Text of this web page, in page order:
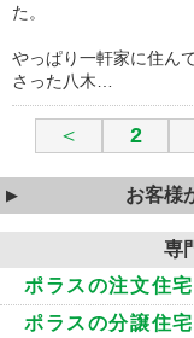
た。
やっぱり一軒家に住ん
さった八木…
＜ 2
お客様
専
ポラスの注文住
ポラスの分譲住